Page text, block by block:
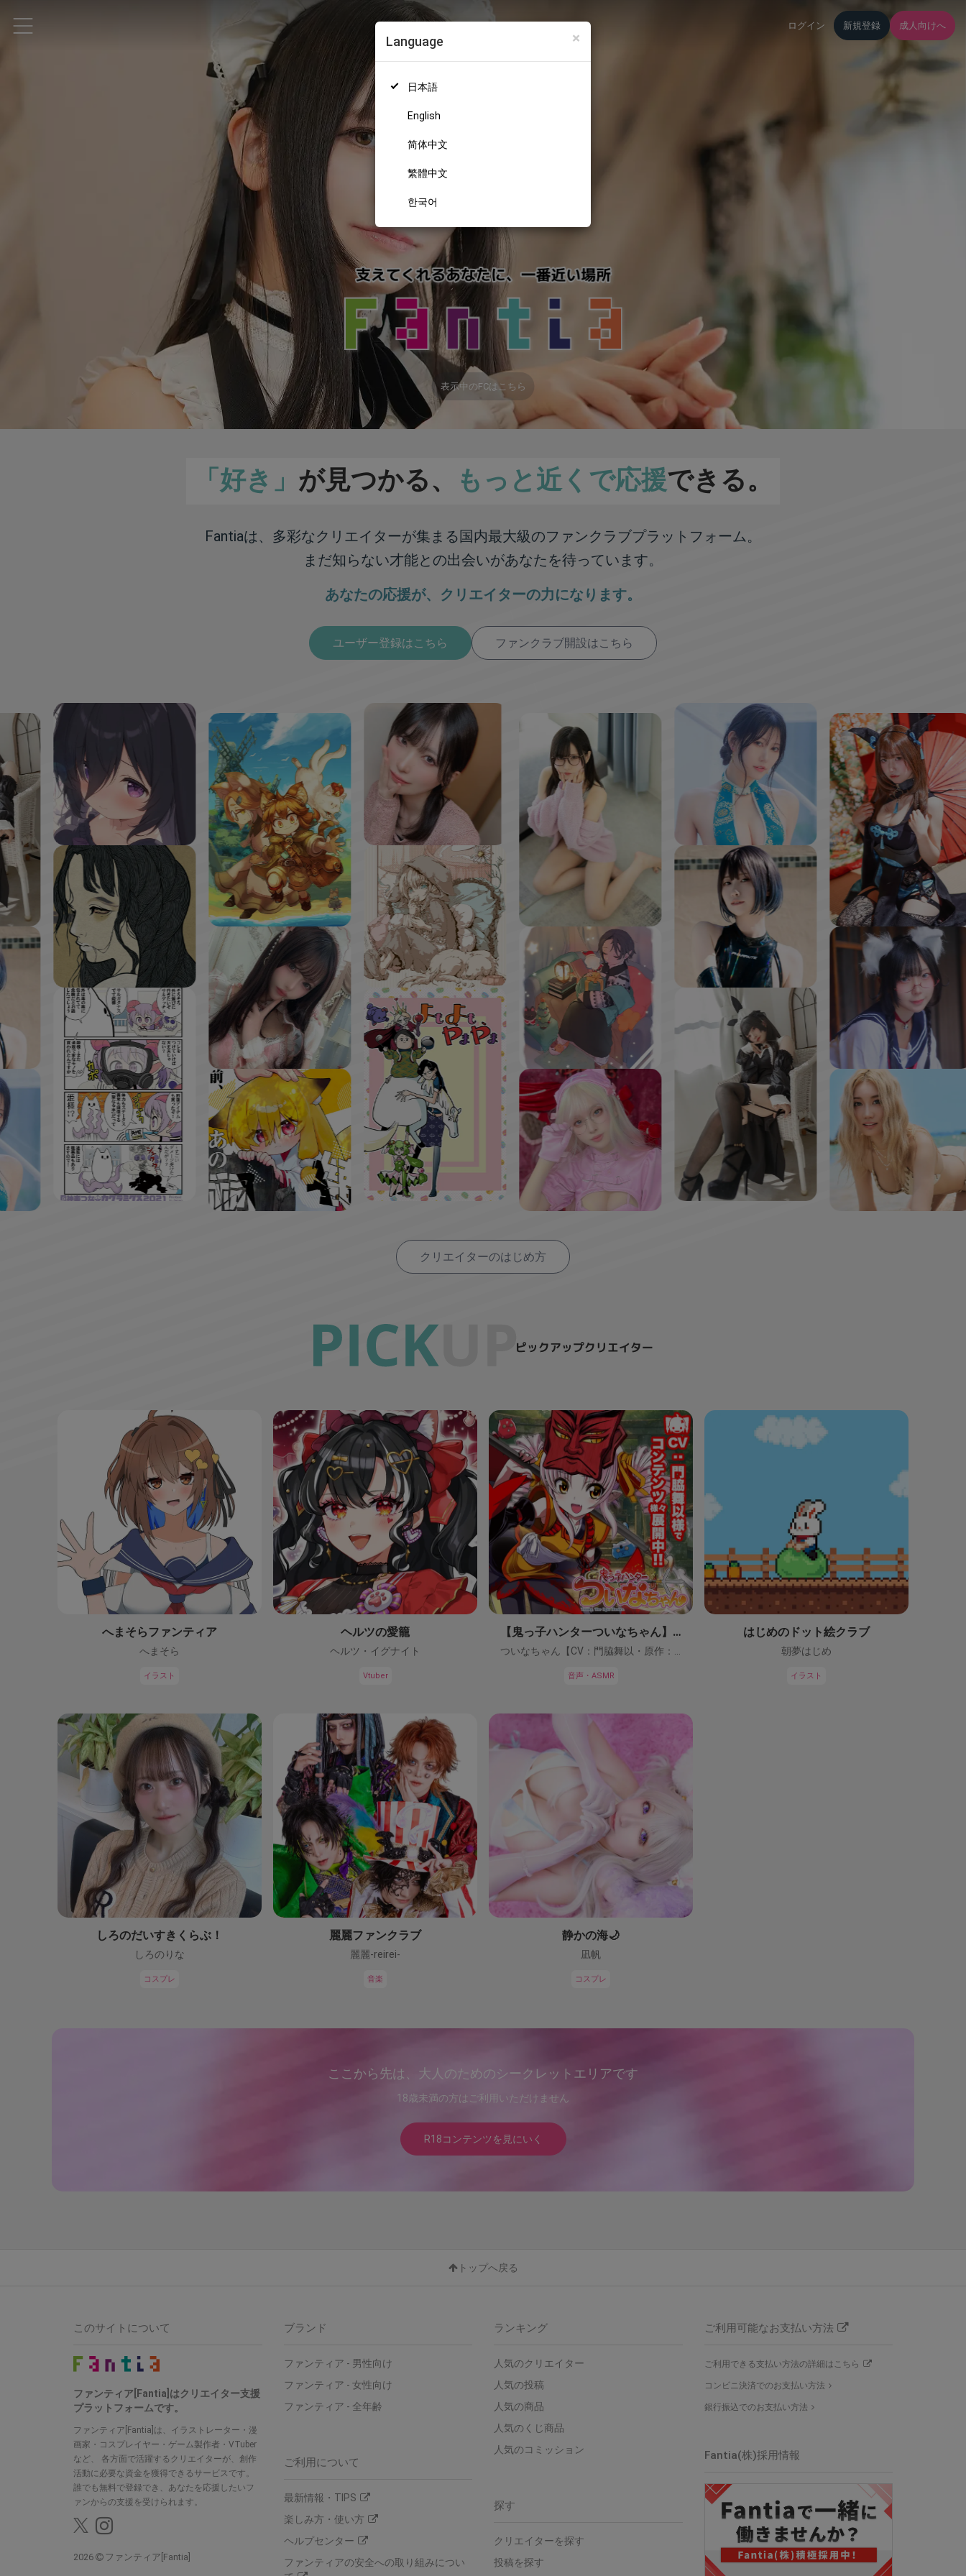
×
Language
日本語
English
简体中文
繁體中文
한국어
ログイン 新規登録 成人向けへ
表示中のFCはこちら
「好き」 が見つかる、 もっと近くで応援できる。
Fantiaは、多彩なクリエイターが集まる国内最大級のファンクラブプラットフォーム。
まだ知らない才能との出会いがあなたを待っています。
あなたの応援が、 クリエイターの力になります。
ユーザー登録はこちら ファンクラブ開設はこちら
クリエイターのはじめ方
へまそらファンティア
へまそら
イラスト
ヘルツの愛籠
ヘルツ・イグナイト
Vtuber
【鬼っ子ハンターついなちゃん】（CV：門脇舞以）プロジェクト！
音声・ASMR
はじめのドット絵クラブ
朝夢はじめ
イラスト
しろのだいすきくらぶ！
しろのりな
コスプレ
麗麗ファンクラブ
麗麗-reirei-
音楽
静かの海🌙
凪帆
コスプレ
ここから先は、大人のためのシークレットエリアです
18歳未満の方はご利用いただけません
R18コンテンツを見にいく
トップへ戻る
ブランド
ファンティア - 男性向け
ファンティア - 女性向け
ファンティア - 全年齢
ご利用について
最新情報・TIPS
楽しみ方・使い方
ヘルプセンター
ファンティアの安全への取り組みについ
ランキング
人気のクリエイター
人気の投稿
人気の商品
人気のくじ商品
人気のコミッション
探す
クリエイターを探す
投稿を探す
ご利用可能なお支払い方法
ご利用できる支払い方法の詳細はこちら
コンビニ決済でのお支払い方法
銀行振込でのお支払い方法
Fantia(株)採用情報
このサイトについて
ファンティア[Fantia]はクリエイター支援
プラットフォームです。
ファンティア[Fantia]は、イラストレーター・漫
画家・コスプレイヤー・ゲーム製作者・VTuber
など、 各方面で活躍するクリエイターが、創作
活動に必要な資金を獲得できるサービスです。
誰でも無料で登録でき、あなたを応援したいフ
ァンからの支援を受けられます。
2026 ファンティア[Fantia]